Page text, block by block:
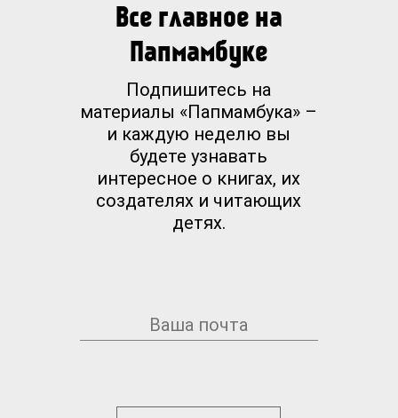
Все главное на
Папмамбуке
Подпишитесь на
материалы «Папмамбука» –
и каждую неделю вы
будете узнавать
интересное о книгах, их
создателях и читающих
детях.